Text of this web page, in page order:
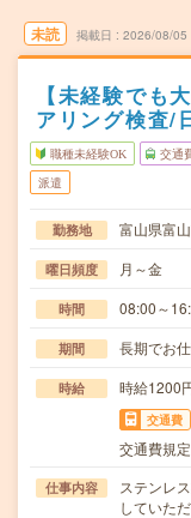
未読 掲載日 2026/08/05
【未経験でも
アリング検査/
職種未経験OK 交通
派遣
勤務地 富山県富
曜日頻度 月～金
時間 08:00～
期間 長期でお
時給 時給1200
交通費
交通費規
仕事内容
ステンレ
していた